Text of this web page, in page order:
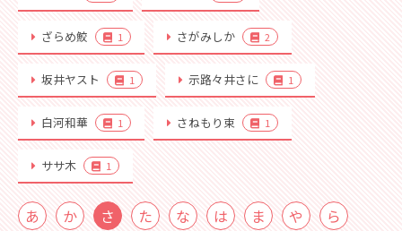
ざらめ鮫 1 さがみしか 2
坂井ヤスト 1 示路々井さに 1
白河和華 1 さねもり束 1
ササ木 1
あ か さ た な は ま や
ら